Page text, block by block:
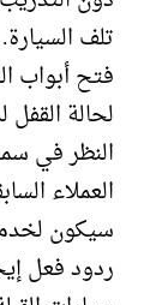
تلف
فتح أبواب
لحالة
النظر في
العملاء
سيكون
ردود فعل